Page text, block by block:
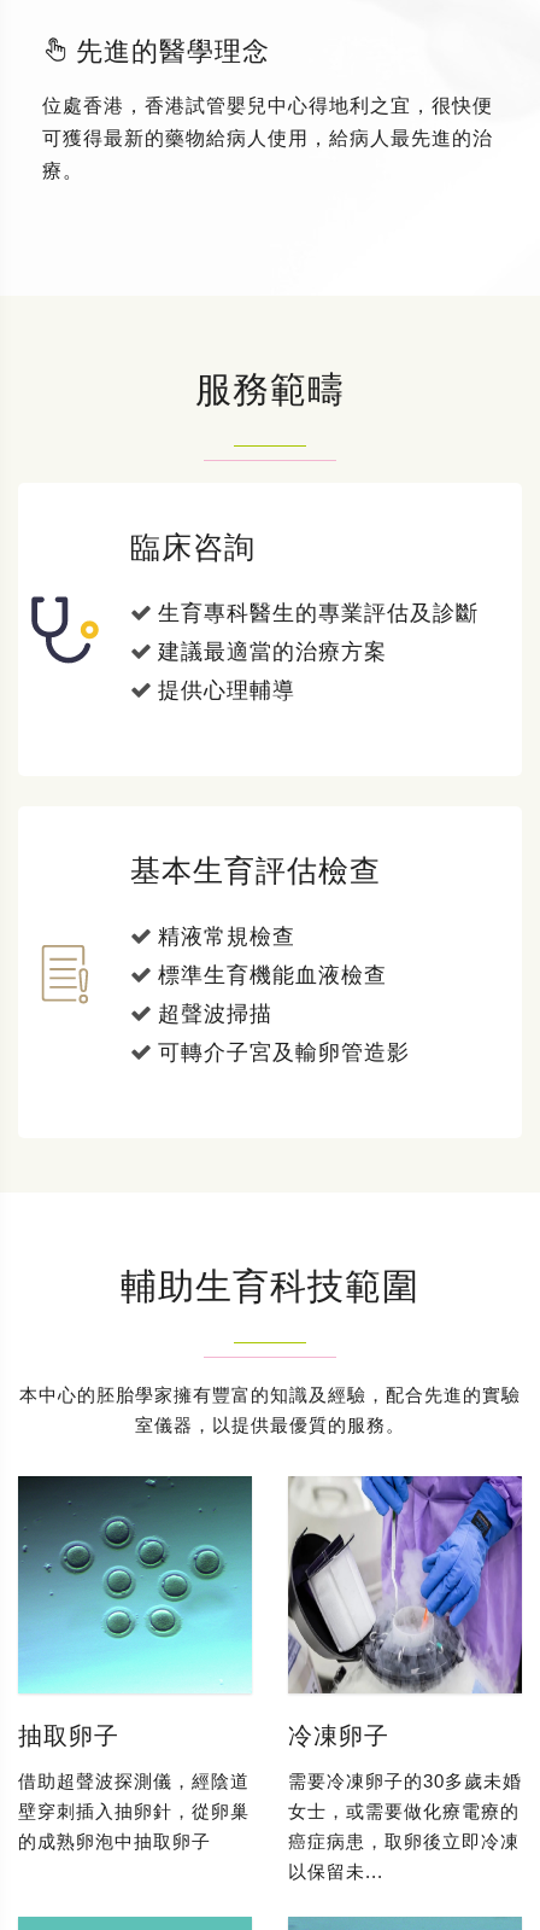
先進的醫學理念
位處香港，香港試管嬰兒中心得地利之宜，很快便
可獲得最新的藥物給病人使用，給病人最先進的治
療。
服務範疇
臨床咨詢
生育專科醫生的專業評估及診斷
建議最適當的治療方案
提供心理輔導
基本生育評估檢查
精液常規檢查
標準生育機能血液檢查
超聲波掃描
可轉介子宮及輸卵管造影
輔助生育科技範圍
本中心的胚胎學家擁有豐富的知識及經驗，配合先進的實驗
室儀器，以提供最優質的服務。
抽取卵子
借助超聲波探測儀，經陰道
壁穿刺插入抽卵針，從卵巢
的成熟卵泡中抽取卵子
冷凍卵子
需要冷凍卵子的30多歲未婚
女士，或需要做化療電療的
癌症病患，取卵後立即冷凍
以保留未...